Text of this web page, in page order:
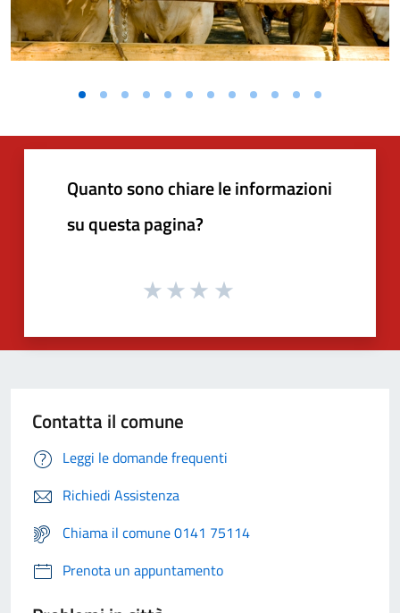
Quanto sono chiare le informazioni
su questa pagina?
Contatta il comune
Leggi le domande frequenti
Richiedi Assistenza
Chiama il comune 0141 75114
Prenota un appuntamento